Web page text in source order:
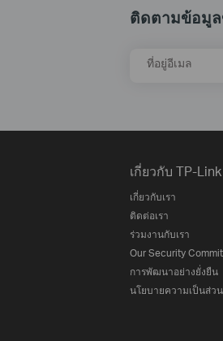
ติดตามข้อมูล
ที่อยู่อีเมล
เกี่ยวกับ TP-Link
เกี่ยวกับเรา
ติดต่อเรา
ร่วมงานกับเรา
Our Security
การพัฒนาอย่างยั่งยืน
นโยบายความเป็นส่ว